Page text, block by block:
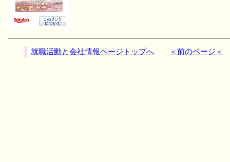
就職活動と会社情報ページトップへ ＜前のページ＜